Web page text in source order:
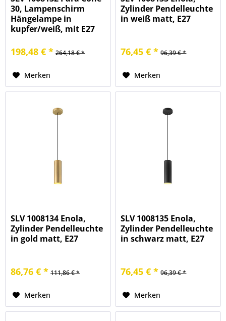
30, Lampenschirm
Hängelampe in
kupfer/weiß, mit E27
198,48 € * 264,18 € *
Merken
Zylinder Pendelleuchte
in weiß matt, E27
76,45 € * 96,39 € *
Merken
SLV 1008134 Enola,
Zylinder Pendelleuchte
in gold matt, E27
86,76 € * 111,86 € *
Merken
SLV 1008135 Enola,
Zylinder Pendelleuchte
in schwarz matt, E27
76,45 € * 96,39 € *
Merken